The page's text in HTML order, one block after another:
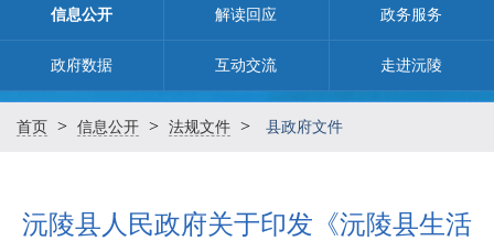
信息公开 解读回应 政务服务
政府数据 互动交流 走进沅陵
首页 > 信息公开 > 法规文件 > 县政府文件
沅陵县人民政府关于印发《沅陵县生活